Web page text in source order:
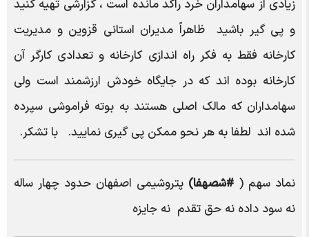
زیادی از سهامداران خرد راکد مانده است ، گزارشی تهیه کنید
و پی گیر باشید ظاهراً مدیران استانی قزوین و مدیریت
کارخانه فقط به فکر راه اندازی کارخانه و تعدادی کارگر آن
کارخانه بوده اند که در جایگاه خودش ارزشمند است ولی
سهامداران که مالک اصلی هستند به بوته فراموشی سپرده
شده اند لطفا به هر نحو ممکن پی گیری نمایید. با تشکر.
نماد سهم ( #شصهفا) پتروشیمی اصفهان حدود چهار ساله
نه سود داده نه حق تقدم نه جایزه